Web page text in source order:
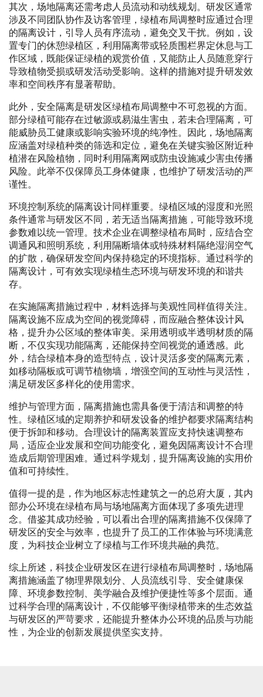
其次，场地隔离还需考虑人员流动和动线规划。研发区通常
涉及不同团队协作及访客管理，绿植布局调整时应通过合理
的隔离设计，引导人员有序流动，避免交叉干扰。例如，设
置专门的休憩绿植区，利用隔离带或轻质围栏界定休息与工
作区域，既能保证绿植的观赏价值，又能防止人员随意穿行
导致植物受损或研发活动受影响。这样的措施对提升研发效
率和空间秩序有显著帮助。
此外，安全隔离是研发区绿植布局调整中不可忽视的方面。
部分绿植可能存在过敏源或易滋生害虫，若未合理隔离，可
能威胁员工健康或影响实验环境的纯净性。因此，场地隔离
应涵盖对绿植种类的筛选和定位，避免在关键实验区附近种
植潜在风险植物，同时利用隔离网或防虫设施减少害虫传播
风险。此举不仅保障员工身体健康，也维护了研发活动的严
谨性。
环境控制系统的隔离设计同样重要。绿植区域的湿度和光照
条件通常与研发区不同，若无适当隔离措施，可能导致环境
参数难以统一管理。技术企业在调整绿植布局时，应结合空
调通风和照明系统，利用隔断墙体或特殊材料隔绝湿润空气
的扩散，确保研发空间内保持稳定的环境指标。通过科学的
隔离设计，可有效实现绿植生态环境与研发环境的和谐共
存。
在实施隔离措施过程中，材料选择与美观性同样值得关注。
隔离设施不应成为空间的视觉障碍，而应融合整体设计风
格，提升办公区域的整体审美。采用透明或半透明材质的隔
断，不仅实现功能隔离，还能保持空间视觉的通透感。此
外，结合绿植本身的造型特点，设计灵活多变的隔离元素，
如移动隔板或可调节植物墙，增强空间的互动性与灵活性，
满足研发区多样化的使用需求。
维护与管理方面，隔离措施也需具备便于清洁和调整的特
性。绿植区域的定期养护和研发设备的维护都要求隔离结构
便于拆卸和移动。合理设计的隔离装置应支持快速调整布
局，适应企业发展和空间功能变化，避免因隔离设计不合理
造成后期管理困难。通过科学规划，提升隔离设施的实用价
值和可持续性。
值得一提的是，作为地区标志性建筑之一的总府大厦，其内
部办公环境在绿植布局与场地隔离方面体现了多项先进理
念。借鉴其成功经验，可以看出合理的隔离措施不仅保障了
研发区的安全与效率，也提升了员工的工作体验与环境满意
度，为科技企业树立了绿植与工作环境共融的典范。
综上所述，科技企业研发区在进行绿植布局调整时，场地隔
离措施涵盖了物理界限划分、人员流线引导、安全健康保
障、环境参数控制、美学融合及维护便捷性等多个层面。通
过科学合理的隔离设计，不仅能够平衡绿植带来的生态效益
与研发区的严苛要求，还能提升整体办公环境的品质与功能
性，为企业的创新发展提供坚实支持。